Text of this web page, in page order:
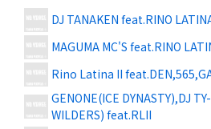
DJ TANAKEN feat.RINO
MAGUMA MC'S feat.RINO
Rino Latina II
GENONE(ICE DYNASTY),DJ
WILDERS) feat.RLII